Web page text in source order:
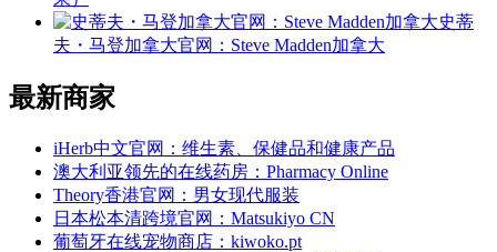
史蒂
夫・马登加拿大官网：Steve Madden加拿大
最新商家
iHerb中文官网：维生素、保健品和健康产品
澳大利亚领先的在线药房：Pharmacy Online
Theory香港官网：男女现代服装
日本松本清跨境官网：Matsukiyo CN
葡萄牙在线宠物商店：kiwoko.pt